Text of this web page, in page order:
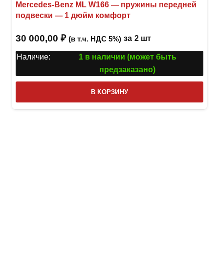
Mercedes-Benz ML W166 — пружины передней
подвески — 1 дюйм комфорт
30 000,00 ₽ (в т.ч. НДС 5%) за 2 шт
Наличие:
1 в наличии (может быть
предзаказано)
В КОРЗИНУ